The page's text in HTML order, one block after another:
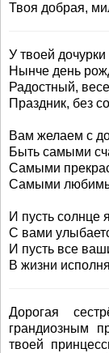
Твоя добрая,
У твоей дочурки
Нынче день
Радостный,
Праздник, без
Вам желаем с
Быть самыми
Самыми
Самыми
И пусть солнце
С вами
И пусть все
В жизни
Дорогая
грандиозным
твоей